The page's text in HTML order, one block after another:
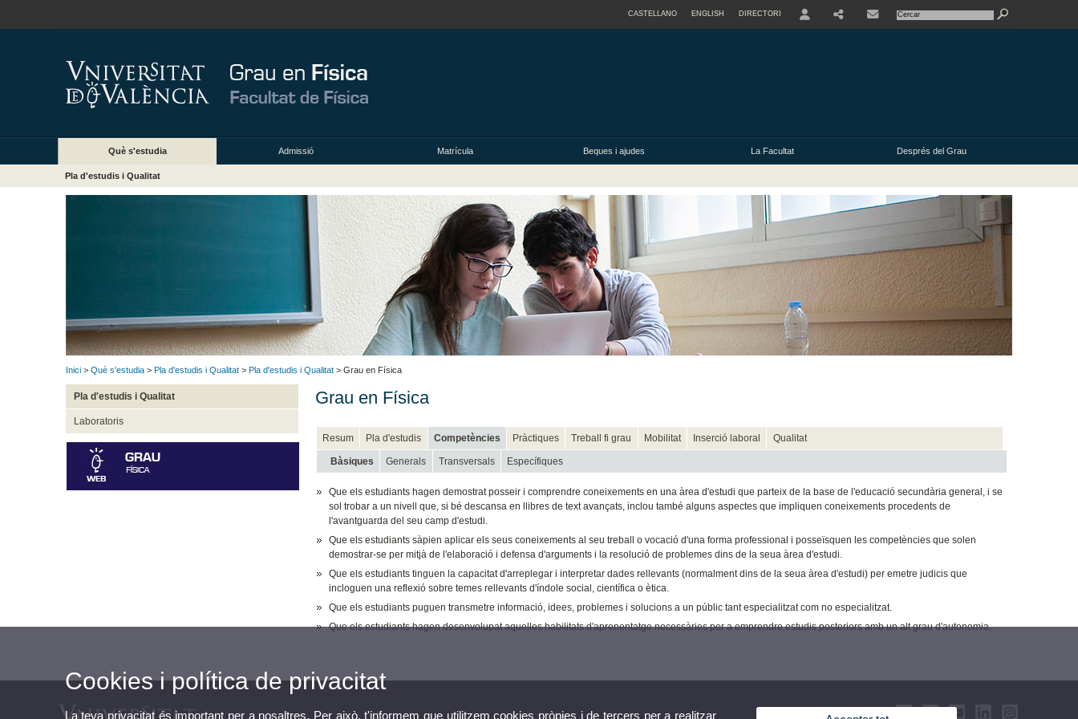
CASTELLANO ENGLISH DIRECTORI
Què s'estudia Admissió Matrícula Beques i ajudes La Facultat Després del Grau
Pla d'estudis i Qualitat
Inici > Què s'estudia > Pla d'estudis i Qualitat > Pla d'estudis i Qualitat > Grau en Física
Pla d'estudis i Qualitat
Laboratoris
Grau en Física
Resum Pla d'estudis Competències Pràctiques Treball fi grau Mobilitat Inserció laboral Qualitat
Bàsiques Generals Transversals Específiques
Que els estudiants hagen demostrat posseir i comprendre coneixements en una àrea d'estudi que parteix de la base de l'educació secundària general, i se
sol trobar a un nivell que, si bé descansa en llibres de text avançats, inclou també alguns aspectes que impliquen coneixements procedents de
l'avantguarda del seu camp d'estudi.
Que els estudiants sàpien aplicar els seus coneixements al seu treball o vocació d'una forma professional i posseïsquen les competències que solen
demostrar-se per mitjà de l'elaboració i defensa d'arguments i la resolució de problemes dins de la seua àrea d'estudi.
Que els estudiants tinguen la capacitat d'arreplegar i interpretar dades rellevants (normalment dins de la seua àrea d'estudi) per emetre judicis que
incloguen una reflexió sobre temes rellevants d'índole social, científica o ètica.
Que els estudiants puguen transmetre informació, idees, problemes i solucions a un públic tant especialitzat com no especialitzat.
Que els estudiants hagen desenvolupat aquelles habilitats d'aprenentatge necessàries per a emprendre estudis posteriors amb un alt grau d'autonomia.
Cookies i política de privacitat
La teva privacitat és important per a nosaltres. Per això, t'informem que utilitzem cookies pròpies i de tercers per a realitzar